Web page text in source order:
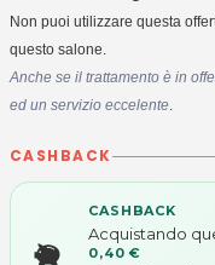
Non puoi utilizzare questa
questo salone.
Anche se il trattamento è in
ed un servizio eccelente.
CASHBACK
CASHBACK
Acquistando
0,40 €